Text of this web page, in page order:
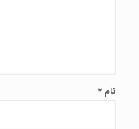
نام *